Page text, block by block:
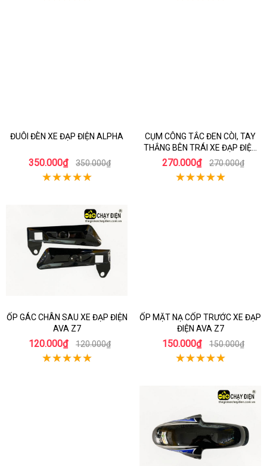
ĐUÔI ĐÈN XE ĐẠP ĐIỆN ALPHA
350.000₫ 350.000₫
CỤM CÔNG TẮC ĐEN CÒI, TAY
THẮNG BÊN TRÁI XE ĐẠP ĐIỆN
AVA Z7
270.000₫ 270.000₫
ỐP GÁC CHÂN SAU XE ĐẠP ĐIỆN
AVA Z7
120.000₫ 120.000₫
ỐP MẶT NẠ CỐP TRƯỚC XE ĐẠP
ĐIỆN AVA Z7
150.000₫ 150.000₫